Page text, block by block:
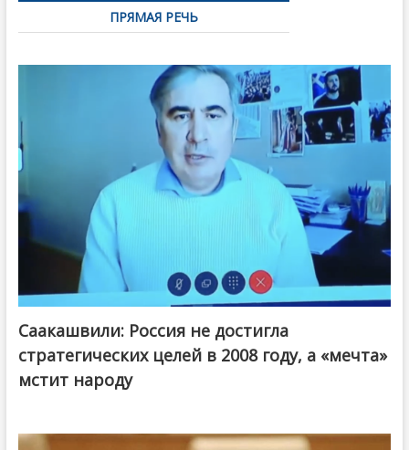
ПРЯМАЯ РЕЧЬ
Саакашвили: Россия не достигла
стратегических целей в 2008 году, а «мечта»
мстит народу